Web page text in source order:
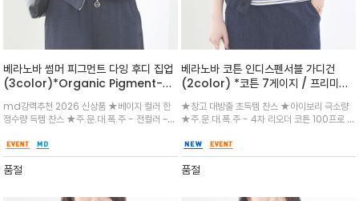
베라노바 썸머 피그먼트 다잉 후디 집업
(3color)*Organic Pigment-
Dyed 피그먼트 다잉(염색) 특유의 은
은하고 바랜 듯한 빈티지한 느낌
md강력추천 2026 신상품 ★베이지 컬러 한
정수량 득템 찬스 ★주.문.대.폭.주 - 전컬러 ~순
세요 ^^피그먼트 워싱 컬러감과 부드러운 터치
감이 돋보이는 후드집업으로 활용도 만점/적당
하고 편안한 루즈핏
품절
베라노바 코튼 인디스펜서블 가디건
(2color) *코튼 7게이지 / 프리미엄
공정 / 어깨 사이드 VN 자가드 편직 /
아우터 대용까지도 만능템
★창고 대방출 초득템 찬스 ★아이보리 극소량
★주.문.대.폭.주 - 4차 리오더 코튼 100프로 나
서블 가디건/ 베라노바 각인 우드버튼과 적당한
두께감의 탄탄한 조직으로 아우터 역활을 하는
아이템
품절